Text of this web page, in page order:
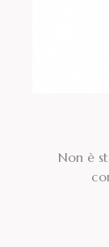
Non è